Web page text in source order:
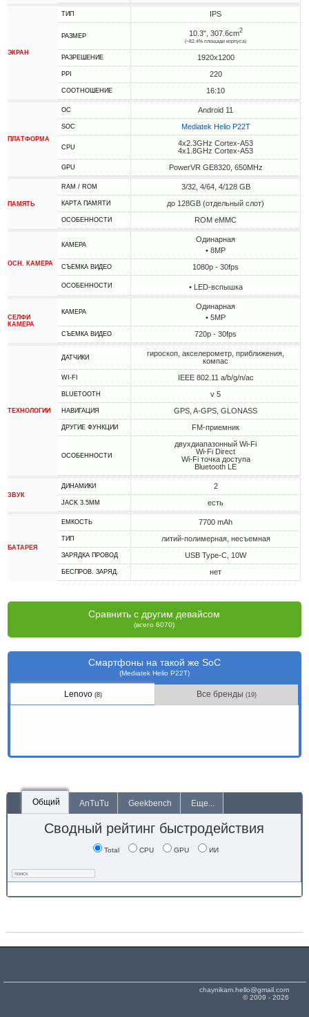
ЭКРАН
ТИП IPS
РАЗМЕР 10.3", 307.6cm2
(~82.4% площади корпуса)
РАЗРЕШЕНИЕ 1920x1200
PPI 220
СООТНОШЕНИЕ 16:10
ПЛАТФОРМА
ОС Android 11
SOC Mediatek Helio P22T
CPU
4x2.3GHz Cortex-A53
4x1.8GHz Cortex-A53
GPU PowerVR GE8320, 650MHz
ПАМЯТЬ
RAM / ROM 3/32, 4/64, 4/128 GB
КАРТА ПАМЯТИ до 128GB (отдельный слот)
ОСОБЕННОСТИ ROM eMMC
ОСН. КАМЕРА
КАМЕРА
Одинарная
• 8MP
СЪЕМКА ВИДЕО 1080p - 30fps
ОСОБЕННОСТИ • LED-вспышка
СЕЛФИ
КАМЕРА
КАМЕРА
Одинарная
• 5MP
СЪЕМКА ВИДЕО 720p - 30fps
ТЕХНОЛОГИИ
ДАТЧИКИ
гироскоп, акселерометр, приближения,
компас
WI-FI IEEE 802.11 a/b/g/n/ac
BLUETOOTH v 5
НАВИГАЦИЯ GPS, A-GPS, GLONASS
ДРУГИЕ ФУНКЦИИ FM-приемник
ОСОБЕННОСТИ
двухдиапазонный Wi-Fi
Wi-Fi Direct
Wi-Fi точка доступа
Bluetooth LE
ЗВУК
ДИНАМИКИ 2
JACK 3.5MM есть
БАТАРЕЯ
ЕМКОСТЬ 7700 mAh
ТИП литий-полимерная, несъемная
ЗАРЯДКА ПРОВОД USB Type-C, 10W
БЕСПРОВ. ЗАРЯД. нет
Сравнить с другим девайсом
(всего 6070)
Смартфоны на такой же SoC
(Mediatek Helio P22T)
Lenovo (8) Все бренды(19)
Общий AnTuTu Geekbench Еще...
Сводный рейтинг быстродействия
Total CPU GPU ИИ
chaynikam.hello@gmail.com
© 2009 - 2026